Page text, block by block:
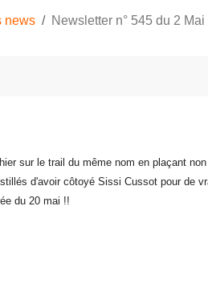
news Newsletter n° 545 du 2 Mai
sur le trail du même nom en plaçant
d'avoir côtoyé Sissi Cussot pour de
du 20 mai !!